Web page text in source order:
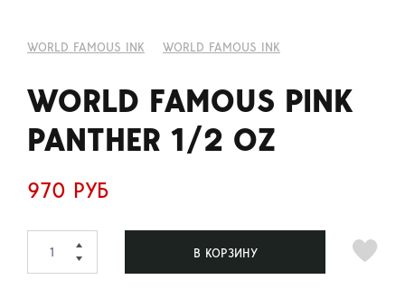
WORLD FAMOUS INK WORLD FAMOUS INK
WORLD FAMOUS PINK
PANTHER 1/2 OZ
970 РУБ
В КОРЗИНУ